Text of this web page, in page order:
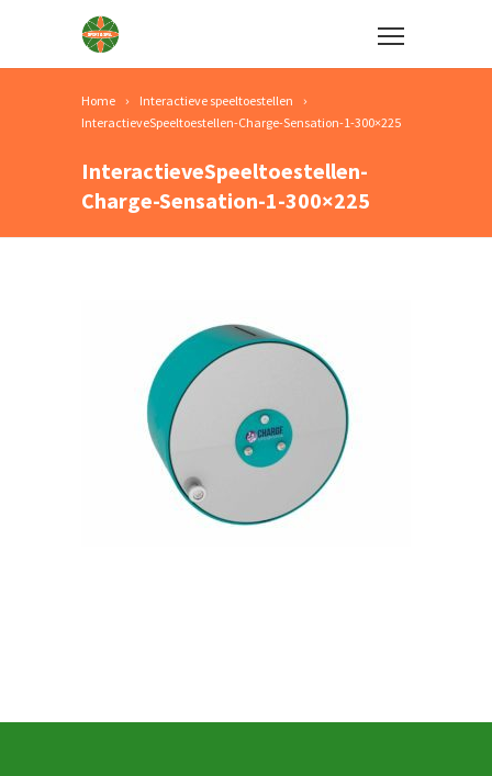
Home
Interactieve speeltoestellen
InteractieveSpeeltoestellen-Charge-Sensation-1-300×225
InteractieveSpeeltoestellen-
Charge-Sensation-1-300×225